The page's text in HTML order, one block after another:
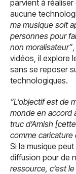
parvient à
aucune
ma musique soit
personnes pour
non moralisateur”
vidéos, il explore
sans se reposer
technologiques.
“L’objectif est de
monde en accord
truc d’Amish
comme caricature
Si la musique
diffusion pour de
ressource, c’est